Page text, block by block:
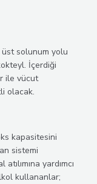
üst solunum yolu
İçerdiği
ile vücut
olacak.
kapasitesini
sistemi
yardımcı
kullananlar;